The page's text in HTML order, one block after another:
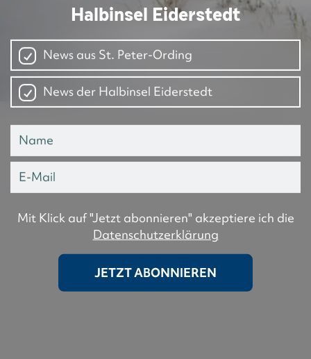
Halbinsel Eiderstedt
News aus St. Peter-Ording
News der Halbinsel Eiderstedt
Mit Klick auf "Jetzt abonnieren" akzeptiere ich die
Datenschutzerklärung